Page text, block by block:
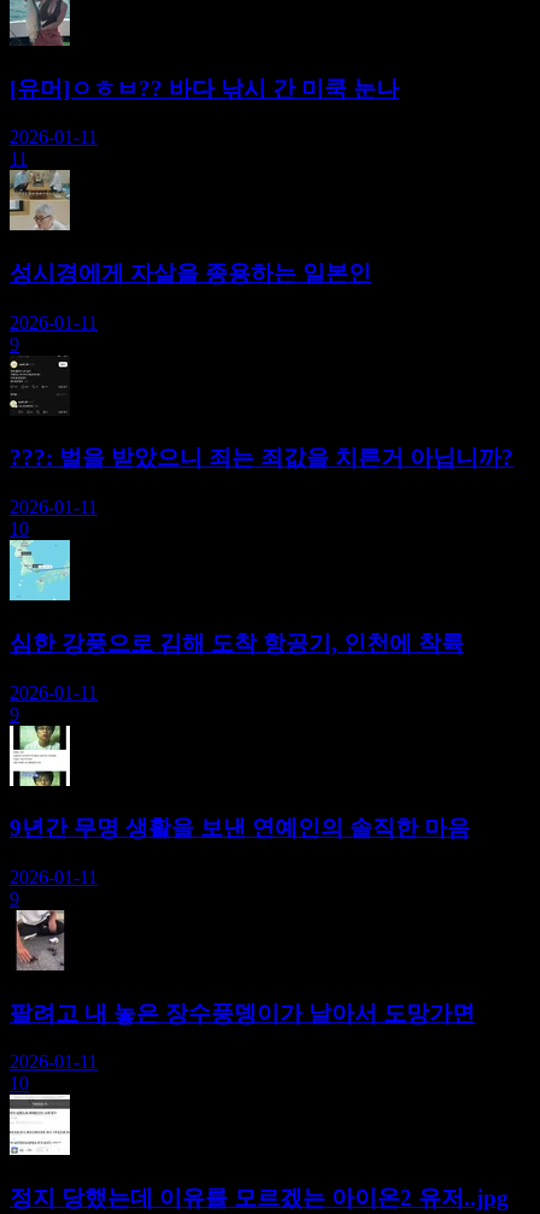
[유머]ㅇㅎㅂ?? 바다 낚시 간 미쿡 눈나
2026-01-11
11
성시경에게 자살을 종용하는 일본인
2026-01-11
9
???: 벌을 받았으니 죄는 죄값을 치른거 아닙니까?
2026-01-11
10
심한 강풍으로 김해 도착 항공기, 인천에 착륙
2026-01-11
9
9년간 무명 생활을 보낸 연예인의 솔직한 마음
2026-01-11
9
팔려고 내 놓은 장수풍뎅이가 날아서 도망가면
2026-01-11
10
정지 당했는데 이유를 모르겠는 아이온2 유저..jpg